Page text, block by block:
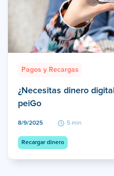
Pagos y Recargas
¿Necesitas dinero
peiGo
8/9/2025 5 min
Recargar dinero